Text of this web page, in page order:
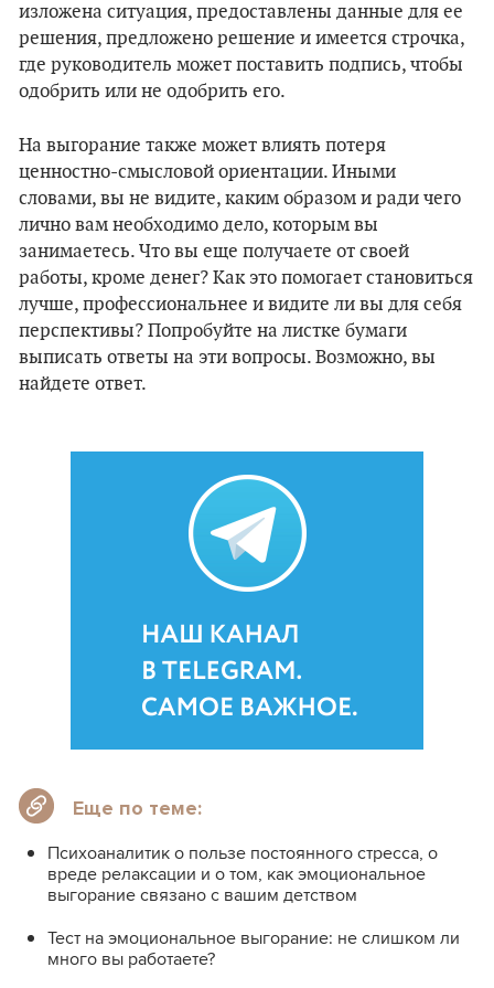
изложена ситуация, предоставлены данные для ее
решения, предложено решение и имеется строчка,
где руководитель может поставить подпись, чтобы
одобрить или не одобрить его.
На выгорание также может влиять потеря
ценностно-смысловой ориентации. Иными
словами, вы не видите, каким образом и ради чего
лично вам необходимо дело, которым вы
занимаетесь. Что вы еще получаете от своей
работы, кроме денег? Как это помогает становиться
лучше, профессиональнее и видите ли вы для себя
перспективы? Попробуйте на листке бумаги
выписать ответы на эти вопросы. Возможно, вы
найдете ответ.
Еще по теме:
Психоаналитик о пользе постоянного стресса, о
вреде релаксации и о том, как эмоциональное
выгорание связано с вашим детством
Тест на эмоциональное выгорание: не слишком ли
много вы работаете?